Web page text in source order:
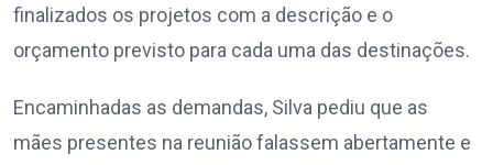
finalizados os projetos com a descrição e o
orçamento previsto para cada uma das destinações.
Encaminhadas as demandas, Silva pediu que as
mães presentes na reunião falassem abertamente e